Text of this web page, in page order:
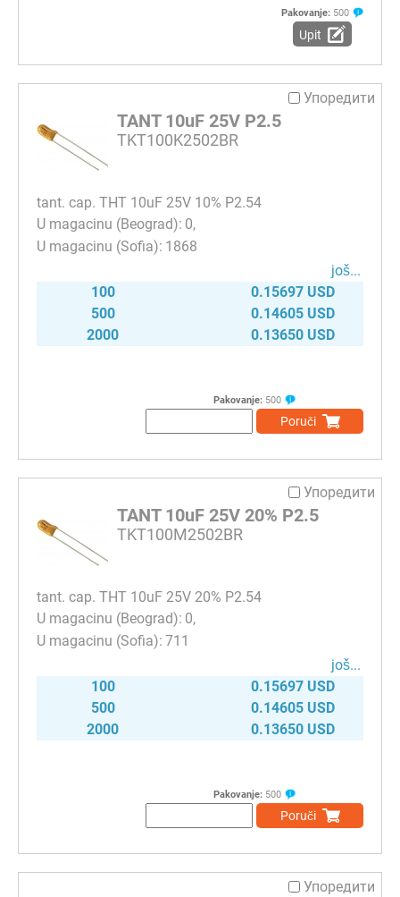
Pakovanje: 500
Upit
Упоредити
TANT 10uF 25V P2.5
TKT100K2502BR
tant. cap. THT 10uF 25V 10% P2.54
0
1868
јоš...
100
0.15697 USD
500
0.14605 USD
2000
0.13650 USD
Pakovanje: 500
Poruči
Упоредити
TANT 10uF 25V 20% P2.5
TKT100M2502BR
tant. cap. THT 10uF 25V 20% P2.54
0
711
јоš...
100
0.15697 USD
500
0.14605 USD
2000
0.13650 USD
Pakovanje: 500
Poruči
Упоредити